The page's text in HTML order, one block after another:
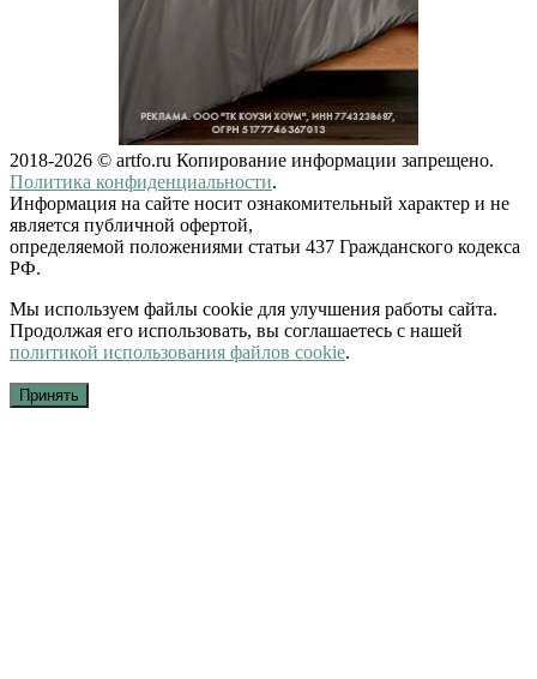
2018-2026 © artfo.ru Копирование информации запрещено.
Политика конфиденциальности.
Информация на сайте носит ознакомительный характер и не
является публичной офертой,
определяемой положениями статьи 437 Гражданского кодекса
РФ.
Мы используем файлы cookie для улучшения работы сайта.
Продолжая его использовать, вы соглашаетесь с нашей
политикой использования файлов cookie.
Принять